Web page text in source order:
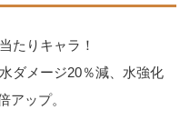
たりキャラ！
ダメージ20％減、水強化
アップ。